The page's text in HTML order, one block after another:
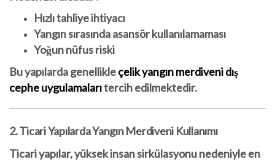
Hızlı tahliye ihtiyacı
Yangın sırasında asansör kullanılamaması
Yoğun nüfus riski
Bu yapılarda genellikleçelik yangın merdiveni dış
cephe uygulamalarıtercih edilmektedir.
2. Ticari Yapılarda Yangın Merdiveni Kullanımı
Ticari yapılar, yüksek insan sirkülasyonu nedeniyle en